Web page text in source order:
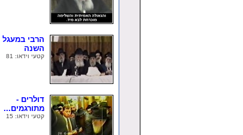
הרבי במעגל
השנה
קטעי וידאו: 81
דולרים -
מתורגמים...
קטעי וידאו: 15